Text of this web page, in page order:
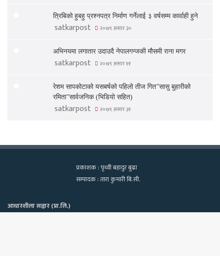
त्रिबिको हुबहु प्रश्नपत्र निर्माण गर्नेलाई ३ वर्षसम्म कार्वाही हुने
satkarpost २०७९ असार ३०
अभिनयमा लगातार उदाउदै नेपालगन्जकी मौसमी राना मगर
satkarpost २०७९ असार ११
रेशम सापकोटाको यसबर्षको पहिलो तीज गित”सासु बुहारीको
रमिता”सार्वजनिक (भिडियो सहित)
satkarpost २०७९ असार ३१
प्रकाशक : पृथ्वी बहादुर बुढा
सम्पादक : तारा कुमारी बि.सी.
आधारशीला सञ्चार (प्रा.लि.)